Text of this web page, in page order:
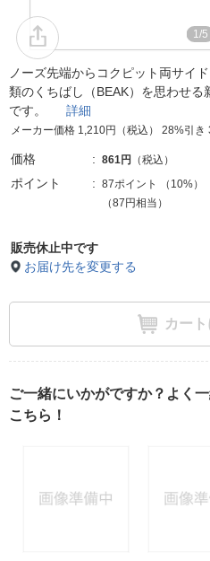
1/5
ノーズ先端からコクピット両サイ
類のくちばし（BEAK）を思わせ
です。 詳細
メーカー価格 1,210円（税込） 28%引き
価格 861円 （税込）
ポイント 87ポイント （ 10%）
（87円相当）
販売休止中です
お届け先を変更する
カー
ご一緒にいかがですか？よく
こちら！